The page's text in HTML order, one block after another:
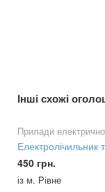
Інші схожі
Прилади
450 грн.
із м. Рівне